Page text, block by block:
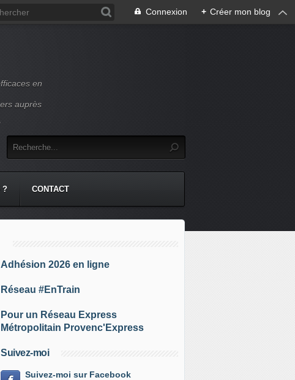
Connexion + Créer mon blog
en
auprès
? CONTACT
Adhésion 2026 en ligne
Réseau #EnTrain
Pour un Réseau Express
Métropolitain Provenc'Express
Suivez-moi
Suivez-moi sur Facebook